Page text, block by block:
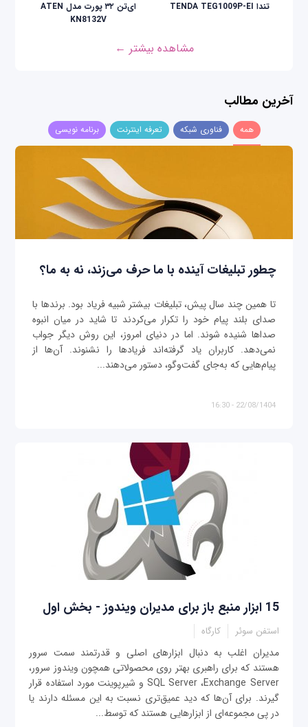
تندا TENDA TEG1009P-EI
ای‌تن ۳۲ پورت مدل ATEN
KN8132V
مشاهده بیشتر ←
آخرین مطالب
همه فناوری شبکه تعرفه اینترنت برنامه نویسی
چطور تبلیغات آینده با ما حرف می‌زند، نه به ما؟
تا همین چند سال پیش، تبلیغات بیشتر شبیه فریاد بود. برندها با
صدای بلند پیام خود را تکرار می‌کردند تا شاید در میان انبوه
صداها شنیده شوند. اما در دنیای امروز، این روش دیگر جواب
نمی‌دهد. کاربران یاد گرفته‌اند فریادها را نشنوند. آن‌ها از
پیام‌هایی که به‌جای گفت‌وگو، دستور می‌دهند...
22/08/1404 - 16:30
15 ابزار منبع‌ باز برای مدیران ویندوز - بخش اول
استفن سوئر کارگاه
مدیران اغلب به دنبال ابزارهای اصلی و قدرتمند سمت سرور
هستند که برای راهبری بهتر روی محصولاتی همچون ویندوز سرور،
SQL Server ،Exchange Server و شیرپوینت مورد استفاده قرار
گیرند. برای آن‌ها که دید عمیق‌تری نسبت به این مسئله دارند یا
در پی مجموعه‌ای از ابزارهایی هستند که توسط...